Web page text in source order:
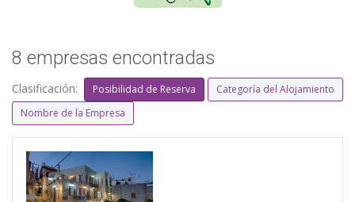
8 empresas encontradas
Clasificación: Posibilidad de Reserva
Categoría del Alojamiento
Nombre de la Empresa